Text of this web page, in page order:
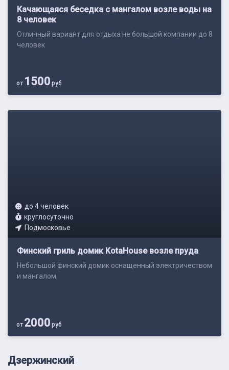
Качающаяся беседка с мангалом возле воды на
8 человек
Отличный вариант для отдыха не большой компании до 8
человек
от 1500 руб
до 4 человек
круглосуточно
Подмосковье
Финский гриль домик KotaHouse возле пруда
Небольшой финский домик оснащенный электричеством
и мангалом
от2000 руб
Дзержинский